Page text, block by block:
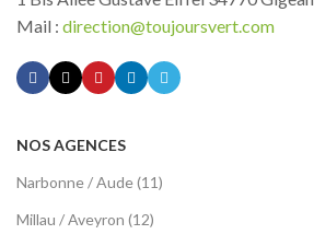
Mail : direction@toujoursvert.com
NOS AGENCES
Narbonne / Aude (11)
Millau / Aveyron (12)